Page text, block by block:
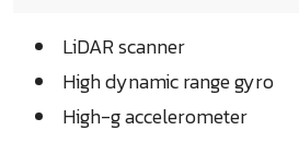
LiDAR scanner
High dynamic range gyro
High-g accelerometer